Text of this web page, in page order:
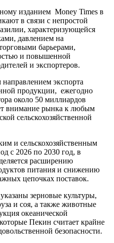
изданием Money Times в
в связи с непростой
характеризующейся
давлением на
барьерами,
и повышенной
и экспортеров.
экспорта
продукции, ежегодно
около 50 миллиардов
внимание рынка к любым
сельскохозяйственной
и сельскохозяйственным
с 2026 по 2030 год, в
расширению
питания и снижению
цепочках поставок.
зерновые культуры,
и соя, а также животные
океанической
Пекин считает крайне
безопасности.